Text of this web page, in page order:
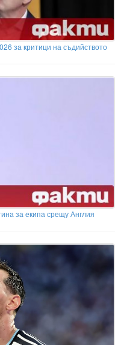
за критици на съдийството
за екипа срещу Англия